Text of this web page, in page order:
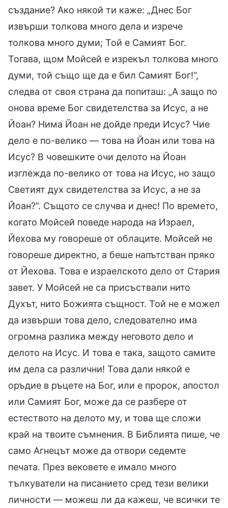
създание? Ако някой ти каже: „Днес Бог
извърши толкова много дела и изрече
толкова много думи; Той е Самият Бог.
Тогава, щом Мойсей е изрекъл толкова много
думи, той също ще да е бил Самият Бог!“,
следва от своя страна да попиташ: „А защо по
онова време Бог свидетелства за Исус, а не
Йоан? Нима Йоан не дойде преди Исус? Чие
дело е по-велико — това на Йоан или това на
Исус? В човешките очи делото на Йоан
изглежда по-велико от това на Исус, но защо
Светият дух свидетелства за Исус, а не за
Йоан?“. Същото се случва и днес! По времето,
когато Мойсей поведе народа на Израел,
Йехова му говореше от облаците. Мойсей не
говореше директно, а беше напътстван пряко
от Йехова. Това е израелското дело от Стария
завет. У Мойсей не са присъствали нито
Духът, нито Божията същност. Той не е можел
да извърши това дело, следователно има
огромна разлика между неговото дело и
делото на Исус. И това е така, защото самите
им дела са различни! Това дали някой е
оръдие в ръцете на Бог, или е пророк, апостол
или Самият Бог, може да се разбере от
естеството на делото му, и това ще сложи
край на твоите съмнения. В Библията пише, че
само Агнецът може да отвори седемте
печата. През вековете е имало много
тълкуватели на писанието сред тези велики
личности — можеш ли да кажеш, че всички те